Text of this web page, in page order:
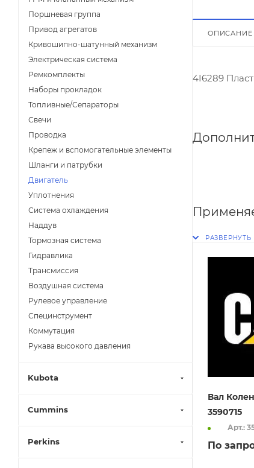
ОПИСАНИЕ
4I6289
Вал
3590715
Арт.:
По
Поршневая группа
Привод агрегатов
Кривошипно-шатунный механизм
Электрическая система
Ремкомплекты
Наборы прокладок
Топливные/Сепараторы
Свечи
Проводка
Крепеж и вспомогательные элементы
Шланги и патрубки
Двигатель
Уплотнения
Система охлаждения
Наддув
Тормозная система
Гидравлика
Трансмиссия
Воздушная система
Рулевое управление
Специнструмент
Коммутация
Рукава высокого давления
Kubota
Cummins
Perkins